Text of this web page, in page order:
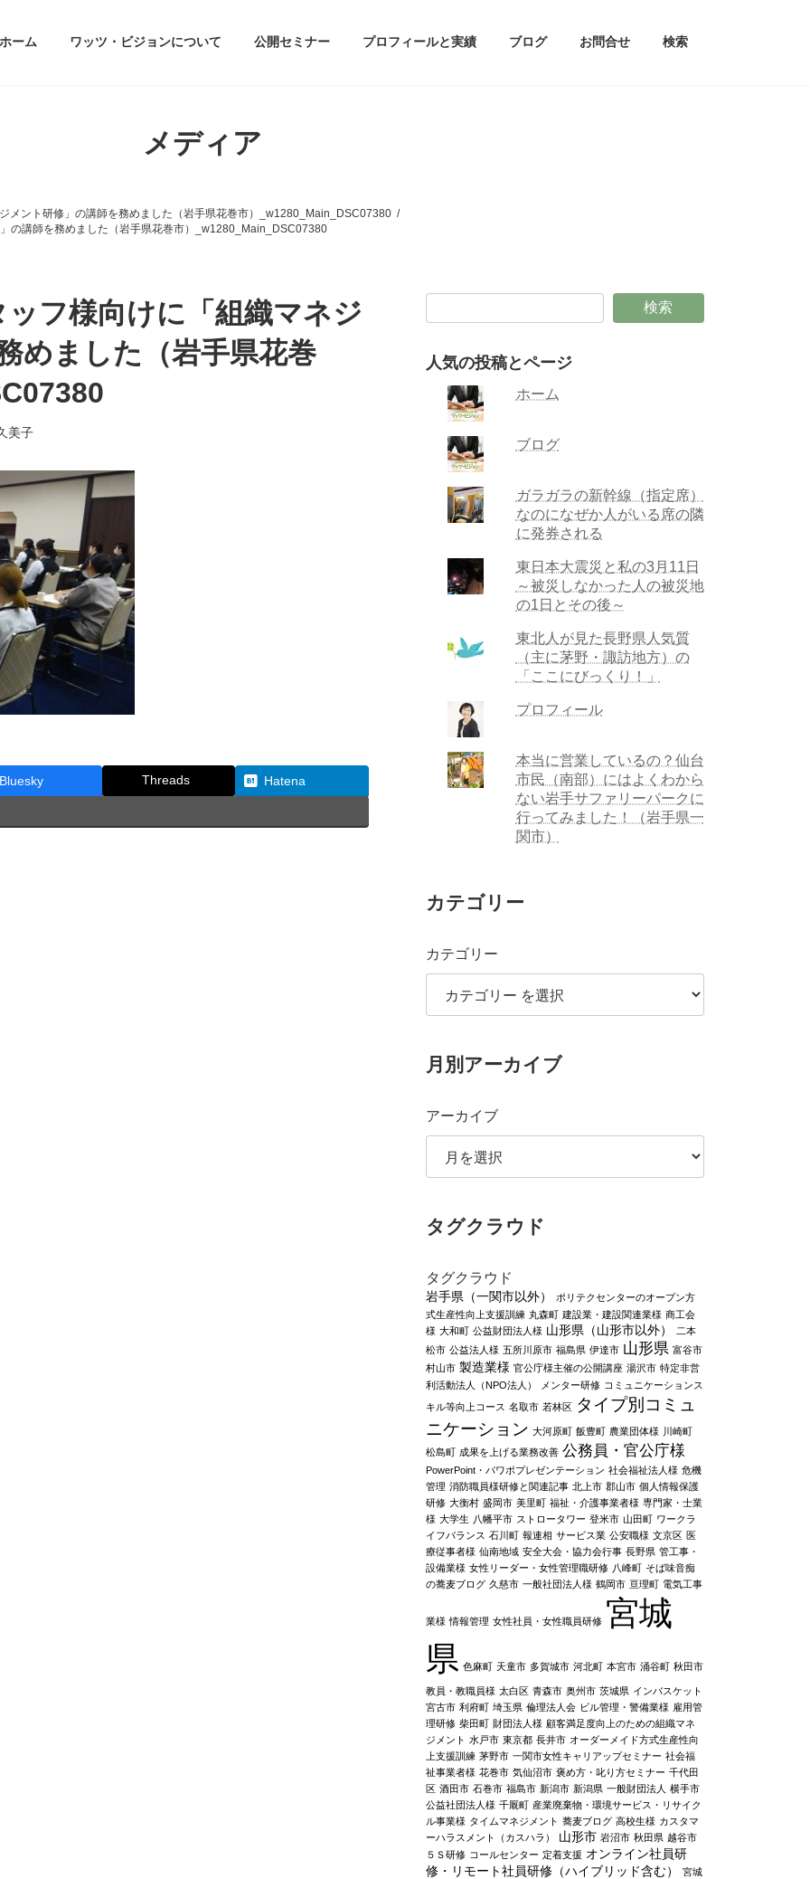
ホーム ワッツ・ビジョンについて 公開セミナー プロフィールと実績 ブログ お問合せ 検索
メディア
メント研修」の講師を務めました（岩手県花巻市）_w1280_Main_DSC07380
の講師を務めました（岩手県花巻市）_w1280_Main_DSC07380
フ様向けに「組織マネジ
めました（岩手県花巻
美子
Threads Hatena
検索
人気の投稿とページ
ホーム
ブログ
ガラガラの新幹線（指定席）
なのになぜか人がいる席の隣
に発券される
東日本大震災と私の3月11日
～被災しなかった人の被災地
の1日とその後～
東北人が見た長野県人気質
（主に茅野・諏訪地方）の
「ここにびっくり！」
プロフィール
本当に営業しているの？仙台
市民（南部）にはよくわから
ない岩手サファリーパークに
行ってみました！（岩手県一
関市）
カテゴリー
カテゴリー
月別アーカイブ
アーカイブ
タグクラウド
タグクラウド
岩手県（一関市以外）
ポリテクセンターのオープン方
式生産性向上支援訓練 丸森町 建設業・建設関連業様 商工会
様 大和町 公益財団法人様 山形県（山形市以外）
二本
松市 公益法人様 五所川原市 福島県 伊達市 山形県 富谷市
村山市 製造業様 官公庁様主催の公開講座 湯沢市 特定非営
利活動法人（NPO法人）
メンター研修 コミュニケーションス
キル等向上コース 名取市 若林区 タイプ別コミュ
ニケーション 大河原町 飯豊町 農業団体様 川崎町
松島町 成果を上げる業務改善 公務員・官公庁様
PowerPoint・パワポプレゼンテーション 社会福祉法人様 危機
管理 消防職員様研修と関連記事 北上市 郡山市 個人情報保護
研修 大衡村 盛岡市 美里町 福祉・介護事業者様 専門家・士業
様 大学生 八幡平市 ストロータワー 登米市 山田町 ワークラ
イフバランス 石川町 報連相 サービス業 公安職様 文京区 医
療従事者様 仙南地域 安全大会・協力会行事 長野県 管工事・
設備業様 女性リーダー・女性管理職研修 八峰町 そば味音痴
の蕎麦ブログ 久慈市 一般社団法人様 鶴岡市 亘理町 電気工事
業様 情報管理 女性社員・女性職員研修 宮城
県 色麻町 天童市 多賀城市 河北町 本宮市 涌谷町 秋田市
教員・教職員様 太白区 青森市 奥州市 茨城県 インバスケット
宮古市 利府町 埼玉県 倫理法人会 ビル管理・警備業様 雇用管
理研修 柴田町 財団法人様 顧客満足度向上のための組織マネ
ジメント 水戸市 東京都 長井市 オーダーメイド方式生産性向
上支援訓練 茅野市 一関市女性キャリアップセミナー 社会福
祉事業者様 花巻市 気仙沼市 褒め方・叱り方セミナー 千代田
区 酒田市 石巻市 福島市 新潟市 新潟県 一般財団法人
横手市
公益社団法人様 千厩町 産業廃棄物・環境サービス・リサイク
ル事業様 タイムマネジメント 蕎麦ブログ 高校生様 カスタマ
ーハラスメント（カスハラ）
山形市 岩沼市 秋田県 越谷市
５Ｓ研修 コールセンター 定着支援 オンライン社員研
修・リモート社員研修（ハイブリッド含む）
宮城